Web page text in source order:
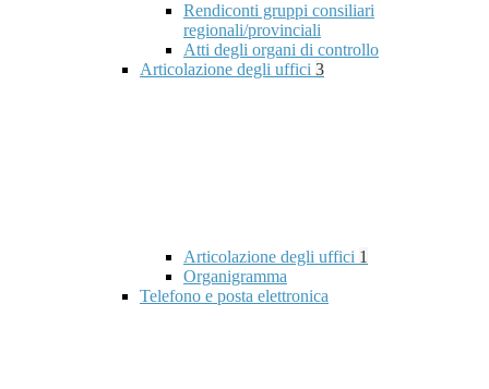
Rendiconti gruppi consiliari
regionali/provinciali
Atti degli organi di controllo
Articolazione degli uffici 3
Articolazione degli uffici 1
Organigramma
Telefono e posta elettronica